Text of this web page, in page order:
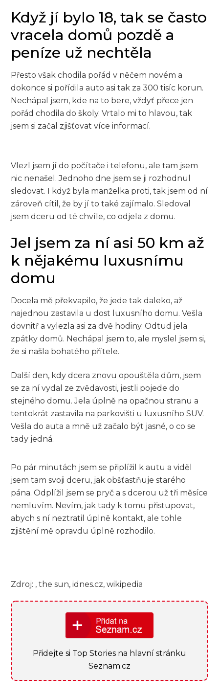
Když jí bylo 18, tak se často
vracela domů pozdě a
peníze už nechtěla
Přesto však chodila pořád v něčem novém a
dokonce si pořídila auto asi tak za 300 tisíc korun.
Nechápal jsem, kde na to bere, vždyť přece jen
pořád chodila do školy. Vrtalo mi to hlavou, tak
jsem si začal zjišťovat více informací.
Vlezl jsem jí do počítače i telefonu, ale tam jsem
nic nenašel. Jednoho dne jsem se ji rozhodnul
sledovat. I když byla manželka proti, tak jsem od ní
zároveň cítil, že by jí to také zajímalo. Sledoval
jsem dceru od té chvíle, co odjela z domu.
Jel jsem za ní asi 50 km až
k nějakému luxusnímu
domu
Docela mě překvapilo, že jede tak daleko, až
najednou zastavila u dost luxusního domu. Vešla
dovnitř a vylezla asi za dvě hodiny. Odtud jela
zpátky domů. Nechápal jsem to, ale myslel jsem si,
že si našla bohatého přítele.
Další den, kdy dcera znovu opouštěla dům, jsem
se za ní vydal ze zvědavosti, jestli pojede do
stejného domu. Jela úplně na opačnou stranu a
tentokrát zastavila na parkovišti u luxusního SUV.
Vešla do auta a mně už začalo být jasné, o co se
tady jedná.
Po pár minutách jsem se připlížil k autu a viděl
jsem tam svoji dceru, jak obšťastňuje starého
pána. Odplížil jsem se pryč a s dcerou už tři měsíce
nemluvím. Nevím, jak tady k tomu přistupovat,
abych s ní neztratil úplně kontakt, ale tohle
zjištění mě opravdu úplně rozhodilo.
Zdroj: , the sun, idnes.cz, wikipedia
Přidejte si Top Stories na hlavní stránku
Seznam.cz